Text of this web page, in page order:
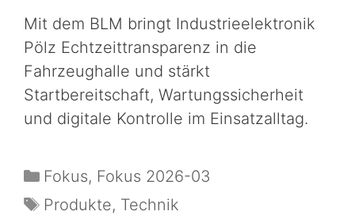
Mit dem BLM bringt Industrieelektronik
Pölz Echtzeittransparenz in die
Fahrzeughalle und stärkt
Startbereitschaft, Wartungssicherheit
und digitale Kontrolle im Einsatzalltag.
Fokus, Fokus 2026-03
Produkte, Technik